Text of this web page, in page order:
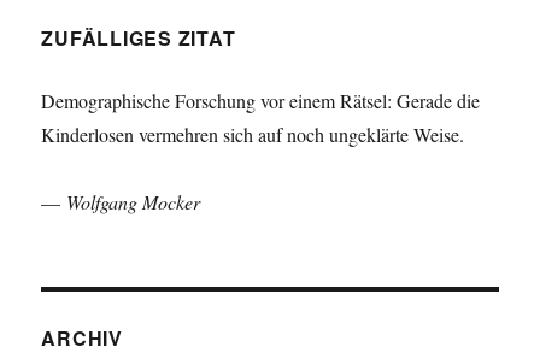
ZUFÄLLIGES ZITAT
Demographische Forschung vor einem Rätsel: Gerade die
Kinderlosen vermehren sich auf noch ungeklärte Weise.
— Wolfgang Mocker
ARCHIV